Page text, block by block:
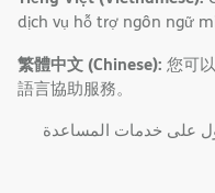
dịch vụ hỗ trợ ngôn ngữ
繁體中文 (Chinese): 您可
語言協助服務。
ﻋﻠﻰ ﺧﺪﻣﺎت اﻟﻤﺴﺎﻋﺪة